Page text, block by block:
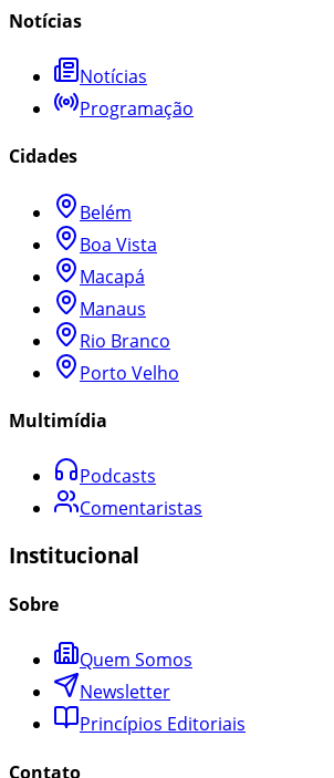
Notícias
Notícias
Programação
Cidades
Belém
Boa Vista
Macapá
Manaus
Rio Branco
Porto Velho
Multimídia
Podcasts
Comentaristas
Institucional
Sobre
Quem Somos
Newsletter
Princípios Editoriais
Contato